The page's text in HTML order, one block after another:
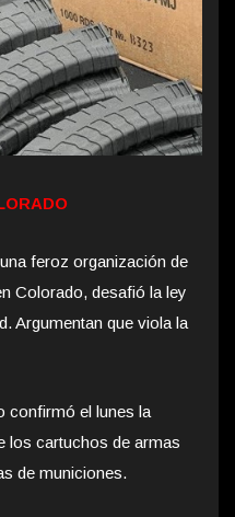
feroz organización de
Colorado, desafió la ley
Argumentan que viola la
confirmó el lunes la
los cartuchos de armas
de municiones.